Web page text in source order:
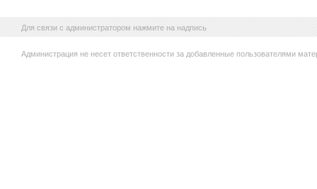
Для связи с администратором нажмите на надпись
Администрация не несет ответственности за добавленные пользователями